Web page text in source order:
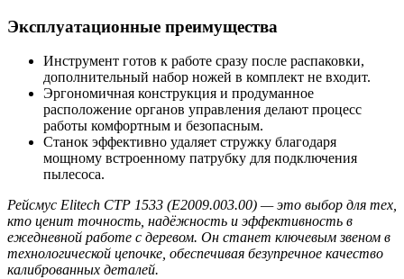
Эксплуатационные преимущества
Инструмент готов к работе сразу после распаковки,
дополнительный набор ножей в комплект не входит.
Эргономичная конструкция и продуманное
расположение органов управления делают процесс
работы комфортным и безопасным.
Станок эффективно удаляет стружку благодаря
мощному встроенному патрубку для подключения
пылесоса.
Рейсмус Elitech СТР 1533 (E2009.003.00) — это выбор для тех,
кто ценит точность, надёжность и эффективность в
ежедневной работе с деревом. Он станет ключевым звеном в
технологической цепочке, обеспечивая безупречное качество
калиброванных деталей.